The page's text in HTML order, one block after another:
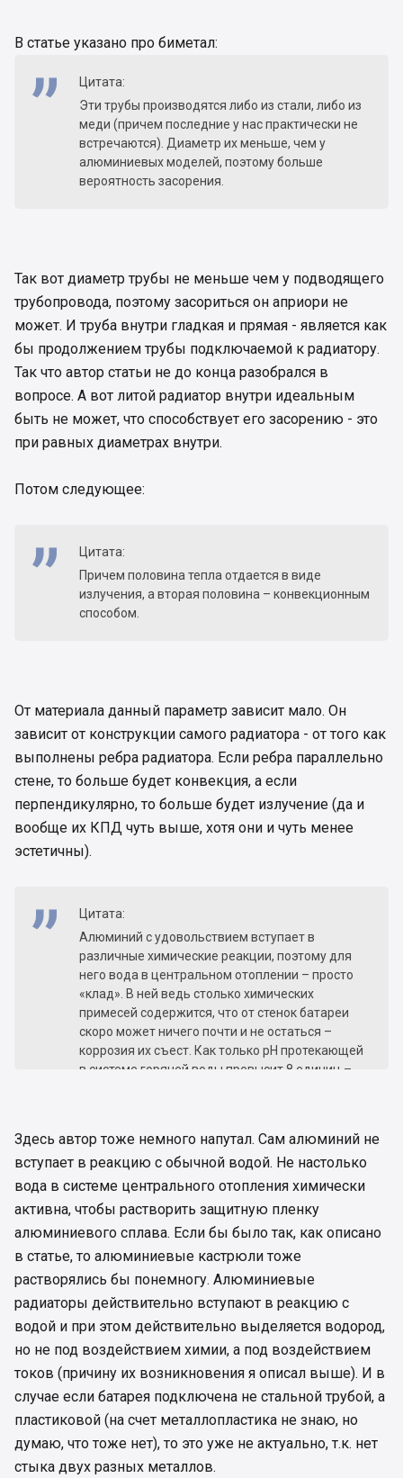
В статье указано про биметал:
Цитата:
Эти трубы производятся либо из стали, либо из
меди (причем последние у нас практически не
встречаются). Диаметр их меньше, чем у
алюминиевых моделей, поэтому больше
вероятность засорения.
Так вот диаметр трубы не меньше чем у подводящего
трубопровода, поэтому засориться он априори не
может. И труба внутри гладкая и прямая - является как
бы продолжением трубы подключаемой к радиатору.
Так что автор статьи не до конца разобрался в
вопросе. А вот литой радиатор внутри идеальным
быть не может, что способствует его засорению - это
при равных диаметрах внутри.
Потом следующее:
Цитата:
Причем половина тепла отдается в виде
излучения, а вторая половина – конвекционным
способом.
От материала данный параметр зависит мало. Он
зависит от конструкции самого радиатора - от того как
выполнены ребра радиатора. Если ребра параллельно
стене, то больше будет конвекция, а если
перпендикулярно, то больше будет излучение (да и
вообще их КПД чуть выше, хотя они и чуть менее
эстетичны).
Цитата:
Алюминий с удовольствием вступает в
различные химические реакции, поэтому для
него вода в центральном отоплении – просто
«клад». В ней ведь столько химических
примесей содержится, что от стенок батареи
скоро может ничего почти и не остаться –
коррозия их съест. Как только рН протекающей
в системе горячей воды превысит 8 единиц –
реакций алюминий выделяет водород, что
является пожароопасным. Поэтому непременно
надо постоянно стравливать из таких батарей
воздух.
Здесь автор тоже немного напутал. Сам алюминий не
вступает в реакцию с обычной водой. Не настолько
вода в системе центрального отопления химически
активна, чтобы растворить защитную пленку
алюминиевого сплава. Если бы было так, как описано
в статье, то алюминиевые кастрюли тоже
растворялись бы понемногу. Алюминиевые
радиаторы действительно вступают в реакцию с
водой и при этом действительно выделяется водород,
но не под воздействием химии, а под воздействием
токов (причину их возникновения я описал выше). И в
случае если батарея подключена не стальной трубой, а
пластиковой (на счет металлопластика не знаю, но
думаю, что тоже нет), то это уже не актуально, т.к. нет
стыка двух разных металлов.